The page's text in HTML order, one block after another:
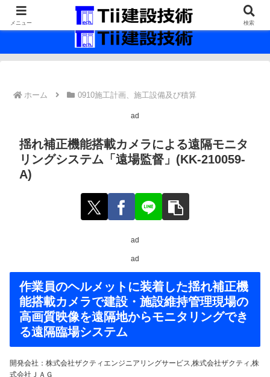
最新の建設技術の情報インフラ。
ホーム 0910施工計画、施工設備及び積算
ad
揺れ補正機能搭載カメラによる遠隔モニタ
リングシステム「遠場監督」(KK-210059-
A)
ad
ad
作業員のヘルメットに装着した揺れ補正機
能搭載カメラで建設・施設維持管理現場の
高画質映像を遠隔地からモニタリングでき
る遠隔臨場システム
開発会社：株式会社ザクティエンジニアリングサービス,株式会社ザクティ,株
式会社ＪＡＧ
メニュー 検索